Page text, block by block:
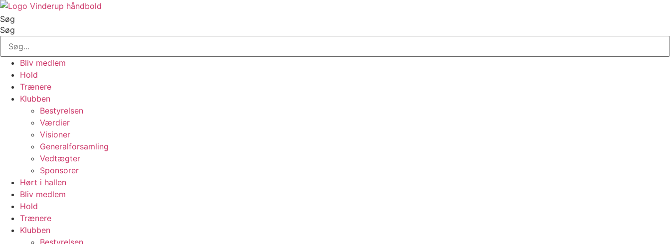
Videre
til
indhold
Søg
Søg
Bliv medlem
Hold
Trænere
Klubben
Bestyrelsen
Værdier
Visioner
Generalforsamling
Vedtægter
Sponsorer
Hørt i hallen
Bliv medlem
Hold
Trænere
Klubben
Bestyrelsen